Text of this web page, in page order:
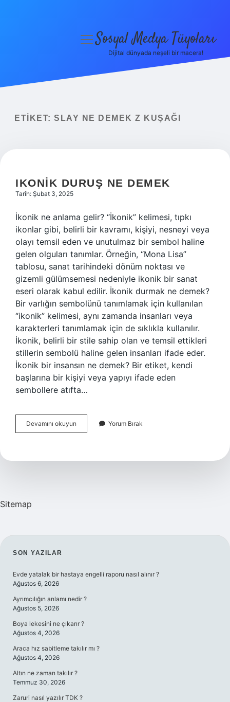
Yasal Uyarı
menüyüSosyal Medya Tüyoları
Dijital dünyada neşeli bir macera!
ETIKET: SLAY NE DEMEK Z KUŞAĞI
IKONIK DURUŞ NE DEMEK
Tarih: Şubat 3, 2025
İkonik ne anlama gelir? “İkonik” kelimesi, tıpkı
ikonlar gibi, belirli bir kavramı, kişiyi, nesneyi veya
olayı temsil eden ve unutulmaz bir sembol haline
gelen olguları tanımlar. Örneğin, “Mona Lisa”
tablosu, sanat tarihindeki dönüm noktası ve
gizemli gülümsemesi nedeniyle ikonik bir sanat
eseri olarak kabul edilir. İkonik durmak ne demek?
Bir varlığın sembolünü tanımlamak için kullanılan
“ikonik” kelimesi, aynı zamanda insanları veya
karakterleri tanımlamak için de sıklıkla kullanılır.
İkonik, belirli bir stile sahip olan ve temsil ettikleri
stillerin sembolü haline gelen insanları ifade eder.
İkonik bir insansın ne demek? Bir etiket, kendi
başlarına bir kişiyi veya yapıyı ifade eden
sembollere atıfta…
Devamını okuyun
Duruş
Yorum Bırak
Sitemap
SIDEBAR
SON YAZILAR
Evde yatalak bir hastaya engelli raporu nasıl alınır ?
Ağustos 6, 2026
Ayrımcılığın anlamı nedir ?
Ağustos 5, 2026
Boya lekesini ne çıkarır ?
Ağustos 4, 2026
Araca hız sabitleme takılır mı ?
Ağustos 4, 2026
Altın ne zaman takılır ?
Temmuz 30, 2026
Zaruri nasıl yazılır TDK ?